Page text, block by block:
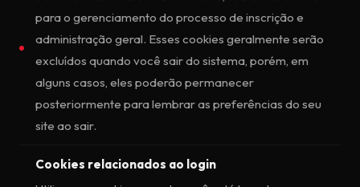
para o gerenciamento do processo de inscrição e
administração geral. Esses cookies geralmente serão
excluídos quando você sair do sistema, porém, em
alguns casos, eles poderão permanecer
posteriormente para lembrar as preferências do seu
site ao sair.
Cookies relacionados ao login